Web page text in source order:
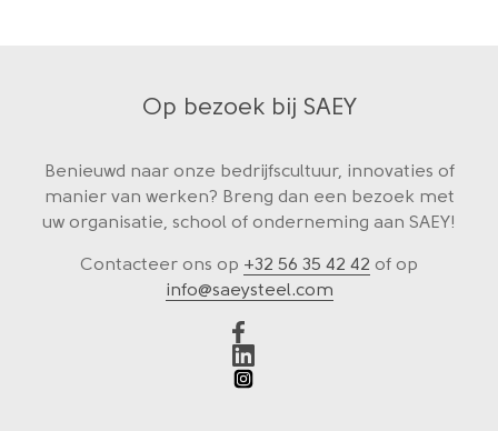
Op bezoek bij SAEY
Benieuwd naar onze bedrijfscultuur, innovaties of
manier van werken? Breng dan een bezoek met
uw organisatie, school of onderneming aan SAEY!
Contacteer ons op +32 56 35 42 42 of op
info@saeysteel.com